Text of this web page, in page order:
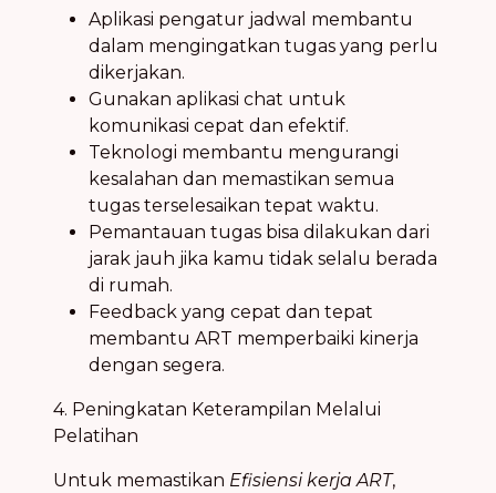
Aplikasi pengatur jadwal membantu
dalam mengingatkan tugas yang perlu
dikerjakan.
Gunakan aplikasi chat untuk
komunikasi cepat dan efektif.
Teknologi membantu mengurangi
kesalahan dan memastikan semua
tugas terselesaikan tepat waktu.
Pemantauan tugas bisa dilakukan dari
jarak jauh jika kamu tidak selalu berada
di rumah.
Feedback yang cepat dan tepat
membantu ART memperbaiki kinerja
dengan segera.
4. Peningkatan Keterampilan Melalui
Pelatihan
Untuk memastikan Efisiensi kerja ART,